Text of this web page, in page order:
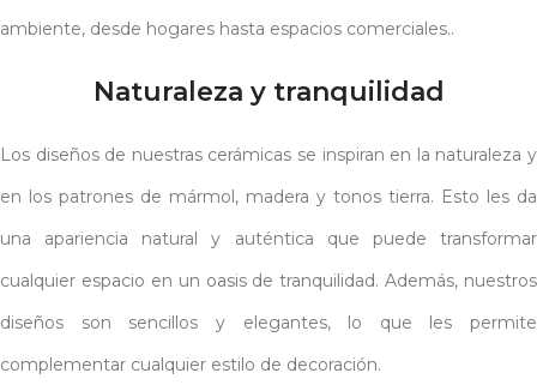
ambiente, desde hogares hasta espacios comerciales..
Naturaleza y tranquilidad
Los diseños de nuestras cerámicas se inspiran en la naturaleza y
en los patrones de mármol, madera y tonos tierra. Esto les da
una apariencia natural y auténtica que puede transformar
cualquier espacio en un oasis de tranquilidad. Además, nuestros
diseños son sencillos y elegantes, lo que les permite
complementar cualquier estilo de decoración.